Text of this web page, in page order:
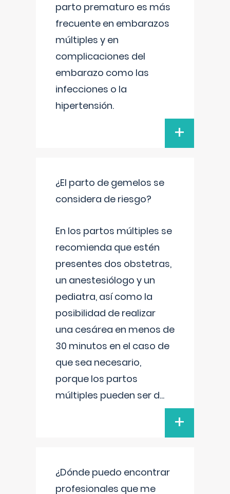
parto prematuro es más
frecuente en embarazos
múltiples y en
complicaciones del
embarazo como las
infecciones o la
hipertensión.
+
¿El parto de gemelos se
considera de riesgo?
En los partos múltiples se
recomienda que estén
presentes dos obstetras,
un anestesiólogo y un
pediatra, así como la
posibilidad de realizar
una cesárea en menos de
30 minutos en el caso de
que sea necesario,
porque los partos
múltiples pueden ser d...
+
¿Dónde puedo encontrar
profesionales que me